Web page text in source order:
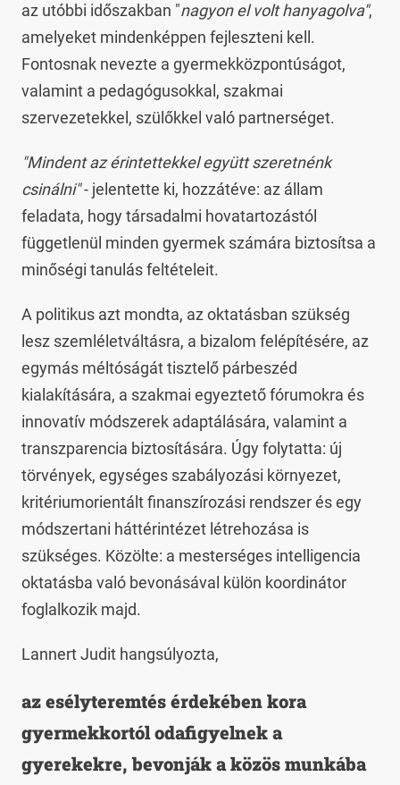
az utóbbi időszakban "nagyon el volt hanyagolva",
amelyeket mindenképpen fejleszteni kell.
Fontosnak nevezte a gyermekközpontúságot,
valamint a pedagógusokkal, szakmai
szervezetekkel, szülőkkel való partnerséget.
"Mindent az érintettekkel együtt szeretnénk
csinálni"- jelentette ki, hozzátéve: az állam
feladata, hogy társadalmi hovatartozástól
függetlenül minden gyermek számára biztosítsa a
minőségi tanulás feltételeit.
A politikus azt mondta, az oktatásban szükség
lesz szemléletváltásra, a bizalom felépítésére, az
egymás méltóságát tisztelő párbeszéd
kialakítására, a szakmai egyeztető fórumokra és
innovatív módszerek adaptálására, valamint a
transzparencia biztosítására. Úgy folytatta: új
törvények, egységes szabályozási környezet,
kritériumorientált finanszírozási rendszer és egy
módszertani háttérintézet létrehozása is
szükséges. Közölte: a mesterséges intelligencia
oktatásba való bevonásával külön koordinátor
foglalkozik majd.
Lannert Judit hangsúlyozta,
az esélyteremtés érdekében kora
gyermekkortól odafigyelnek a
gyerekekre, bevonják a közös munkába